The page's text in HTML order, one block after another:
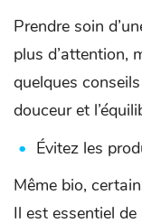
Prendre soin
plus d’attention,
quelques
douceur et
Évitez les
Même bio,
Il est essentiel